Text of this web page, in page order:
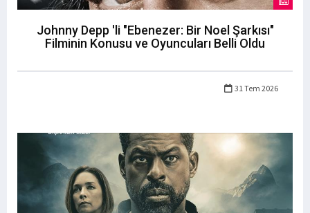
Johnny Depp 'li "Ebenezer: Bir Noel Şarkısı"
Filminin Konusu ve Oyuncuları Belli Oldu
31 Tem 2026